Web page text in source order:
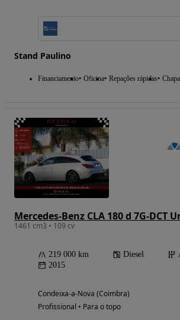
Stand Paulino
Financiamento Oficina Repações rápidas
Mercedes-Benz CLA 180 d 7G-DCT
1461 cm3 • 109 cv
219 000 km Diesel
2015
Condeixa-a-Nova (Coimbra)
Profissional • Para o topo